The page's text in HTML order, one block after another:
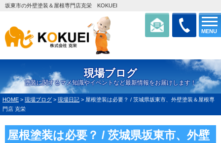
MENU
坂東市の外壁塗装＆屋根専門店克栄 KOKUEI
現場ブログ
塗装に関するマメ知識やイベントなど最新情報をお届けします！
HOME > 現場ブログ > 現場日記 > 屋根塗装は必要？ / 茨城県坂東市、外壁塗装＆屋根専
門店 克栄
屋根塗装は必要？ / 茨城県坂東市、外壁